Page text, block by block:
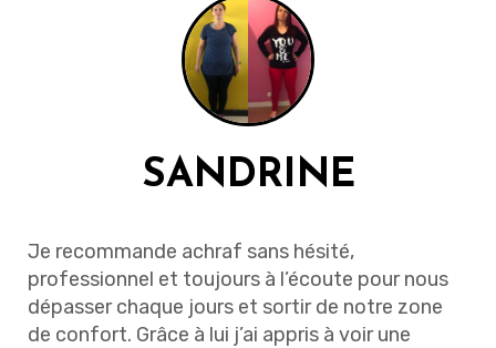
SANDRINE
Je recommande achraf sans hésité,
professionnel et toujours à l’écoute pour nous
dépasser chaque jours et sortir de notre zone
de confort. Grâce à lui j’ai appris à voir une